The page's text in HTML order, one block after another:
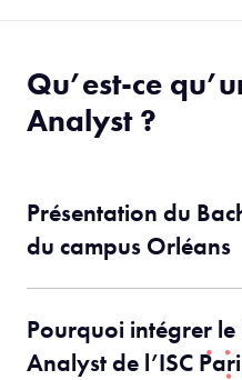
Qu’est-ce
Analyst ?
Présentation du
du campus Orléans
Pourquoi intégrer
Analyst de l’ISC